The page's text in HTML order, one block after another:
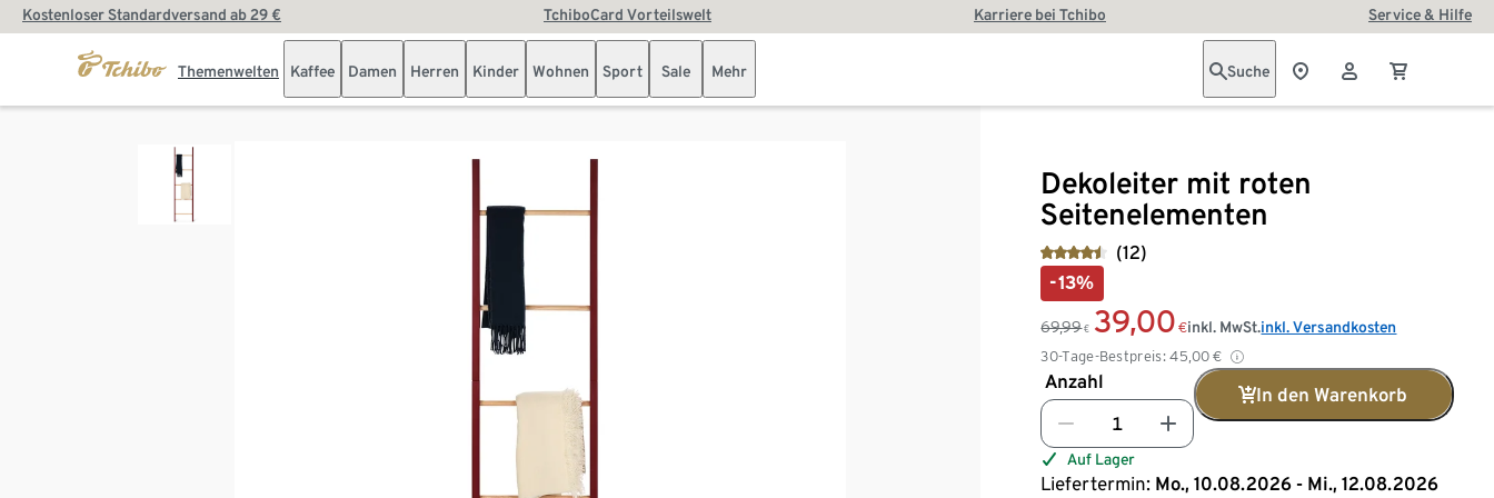
Kostenloser Standardversand ab 29 € TchiboCard Vorteilswelt Karriere bei Tchibo Service & Hilfe
Themenwelten Kaffee Damen Herren Kinder Wohnen Sport Sale Mehr Suche
Dekoleiter mit roten
Seitenelementen
(12)
-13%
69,99 € 39,00 €
30-Tage-Bestpreis: 45,00 €
inkl. MwSt.inkl. Versandkosten
Anzahl
In den Warenkorb
Auf Lager
Liefertermin: Mo., 10.08.2026 - Mi., 12.08.2026